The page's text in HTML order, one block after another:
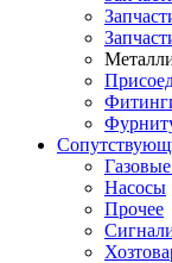
Насосы
Прочее